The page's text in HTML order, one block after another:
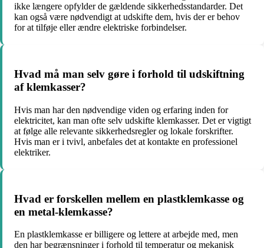
ikke længere opfylder de gældende sikkerhedsstandarder. Det
kan også være nødvendigt at udskifte dem, hvis der er behov
for at tilføje eller ændre elektriske forbindelser.
Hvad må man selv gøre i forhold til udskiftning
af klemkasser?
Hvis man har den nødvendige viden og erfaring inden for
elektricitet, kan man ofte selv udskifte klemkasser. Det er vigtigt
at følge alle relevante sikkerhedsregler og lokale forskrifter.
Hvis man er i tvivl, anbefales det at kontakte en professionel
elektriker.
Hvad er forskellen mellem en plastklemkasse og
en metal-klemkasse?
En plastklemkasse er billigere og lettere at arbejde med, men
den har begrænsninger i forhold til temperatur og mekanisk